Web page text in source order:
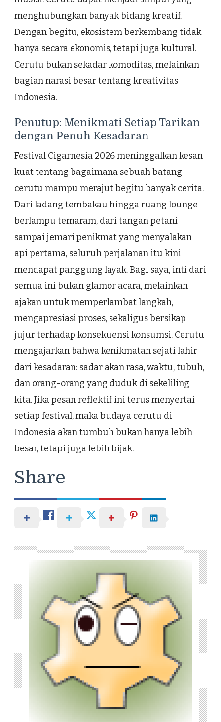
menghubungkan banyak bidang kreatif.
Dengan begitu, ekosistem berkembang tidak
hanya secara ekonomis, tetapi juga kultural.
Cerutu bukan sekadar komoditas, melainkan
bagian narasi besar tentang kreativitas
Indonesia.
Penutup: Menikmati Setiap Tarikan
dengan Penuh Kesadaran
Festival Cigarnesia 2026 meninggalkan kesan
kuat tentang bagaimana sebuah batang
cerutu mampu merajut begitu banyak cerita.
Dari ladang tembakau hingga ruang lounge
berlampu temaram, dari tangan petani
sampai jemari penikmat yang menyalakan
api pertama, seluruh perjalanan itu kini
mendapat panggung layak. Bagi saya, inti dari
semua ini bukan glamor acara, melainkan
ajakan untuk memperlambat langkah,
mengapresiasi proses, sekaligus bersikap
jujur terhadap konsekuensi konsumsi. Cerutu
mengajarkan bahwa kenikmatan sejati lahir
dari kesadaran: sadar akan rasa, waktu, tubuh,
dan orang-orang yang duduk di sekeliling
kita. Jika pesan reflektif ini terus menyertai
setiap festival, maka budaya cerutu di
Indonesia akan tumbuh bukan hanya lebih
besar, tetapi juga lebih bijak.
Share